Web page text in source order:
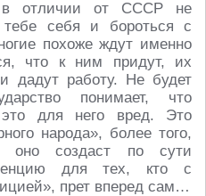
в отличии от СССР не
тебе себя и бороться с
похоже ждут именно
что к ним придут, их
дадут работу. Не будет
понимает, что
для него вред. Это
народа», более того,
оно создаст по сути
для тех, кто с
прет вперед сам…